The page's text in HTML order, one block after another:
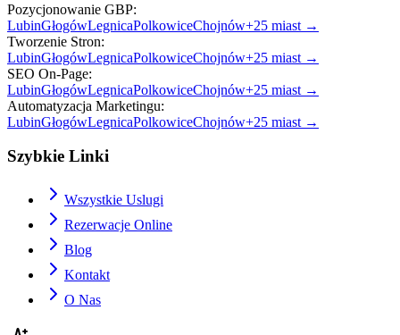
Pozycjonowanie GBP:
LubinGłogówLegnicaPolkowiceChojnów+25 miast →
Tworzenie Stron:
LubinGłogówLegnicaPolkowiceChojnów+25 miast →
SEO On-Page:
LubinGłogówLegnicaPolkowiceChojnów+25 miast →
Automatyzacja Marketingu:
LubinGłogówLegnicaPolkowiceChojnów+25 miast →
Szybkie Linki
Wszystkie Uslugi
Rezerwacje Online
Blog
Kontakt
O Nas